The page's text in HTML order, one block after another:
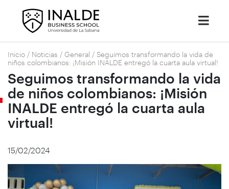
Inicio / Noticias / General / Seguimos transformando la vida de
niños colombianos: ¡Misión INALDE entregó la cuarta aula virtual!
Seguimos transformando la vida
de niños colombianos: ¡Misión
INALDE entregó la cuarta aula
virtual!
15/02/2024